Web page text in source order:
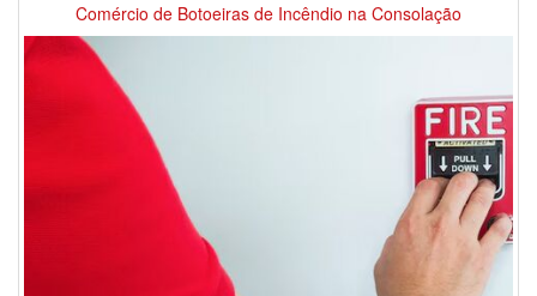
Comércio de Botoeiras de Incêndio na Consolação